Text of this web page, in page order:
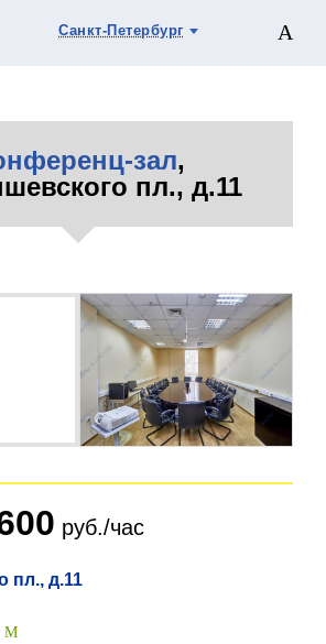
Санкт-Петербург
зал,
пл., д.11
пл., д.11
руб./час